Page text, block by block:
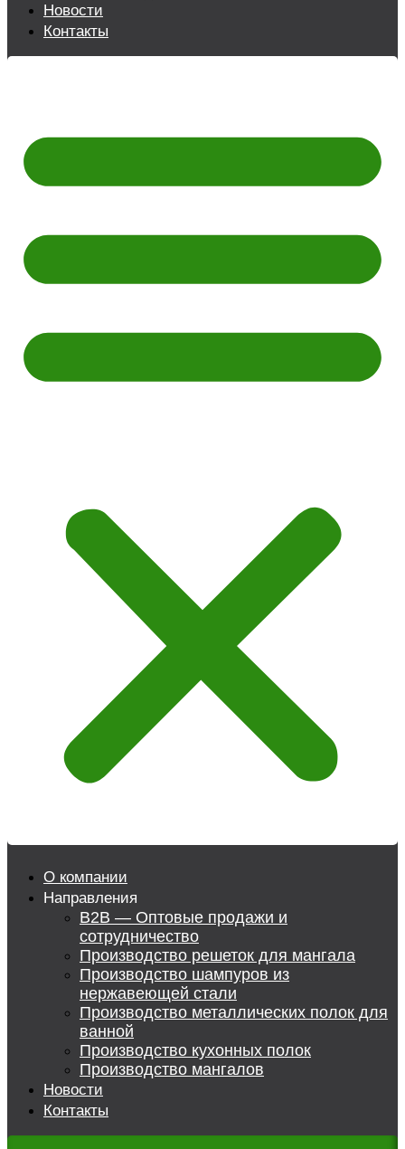
Новости
Контакты
О компании
Направления
B2B — Оптовые продажи и
сотрудничество
Производство решеток для мангала
Производство шампуров из
нержавеющей стали
Производство металлических полок для
ванной
Производство кухонных полок
Производство мангалов
Новости
Контакты